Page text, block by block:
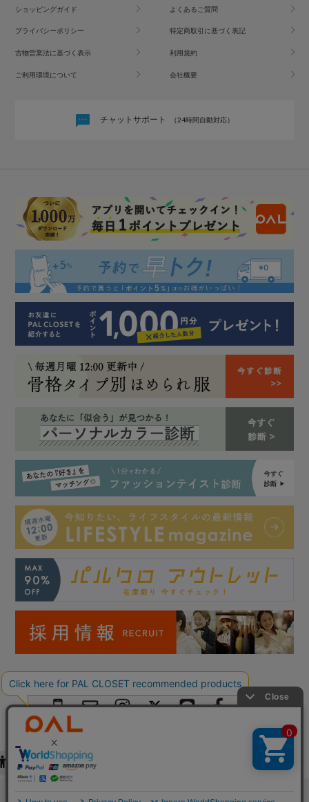
絞り込む
ショッピングガイド よくあるご質問
プライバシーポリシー 特定商取引に基づく表記
古物営業法に基づく表示 利用規約
ご利用環境について 会社概要
チャットサポート （24時間自動対応）